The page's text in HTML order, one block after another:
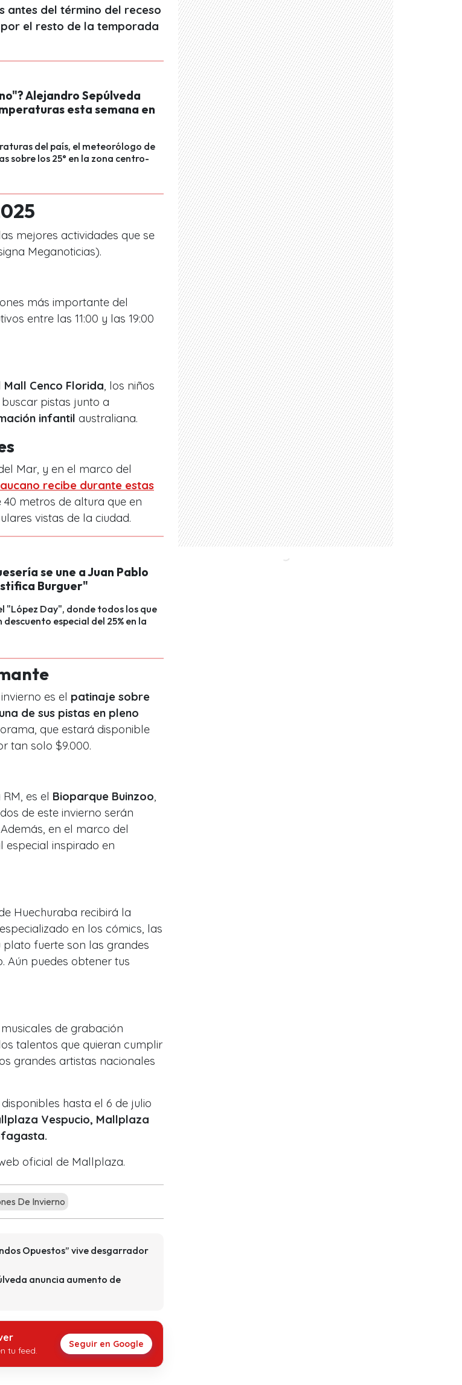
antes del término del receso
el resto de la temporada
Alejandro Sepúlveda
esta semana en
del país, el meteorólogo de
sobre los 25° en la zona centro-
mejores actividades que se
Meganoticias).
más importante del
entre las 11:00 y las 19:00
Mall Cenco Florida , los niños
pistas junto a
infantil australiana.
Mar, y en el marco del
recibe durante estas
40 metros de altura que en
vistas de la ciudad.
se une a Juan Pablo
Burguer"
"López Day", donde todos los que
especial del 25% en la
es el patinaje sobre
de sus pistas en pleno
que estará disponible
tan solo $9.000.
es el Bioparque Buinzoo
de este invierno serán
Además, en el marco del
especial inspirado en
Huechuraba recibirá la
especializado en los cómics, las
plato fuerte son las grandes
Aún puedes obtener tus
de grabación
talentos que quieran cumplir
grandes artistas nacionales
hasta el 6 de julio
Vespucio, Mallplaza
oficial de Mallplaza.
De Invierno
Opuestos” vive desgarrador
anuncia aumento de
tu feed.
Seguir en Google